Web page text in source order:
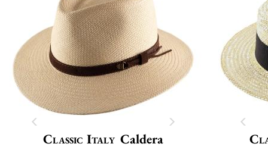
Classic Italy Caldera